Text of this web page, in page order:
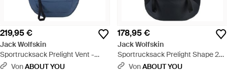
219,95 €
Jack Wolfskin
Sportrucksack Prelight Vent -
BlauVonABOUT YOU
178,95 €
Jack Wolfskin
Sportrucksack Prelight Shape 25
- Grau
VonABOUT YOU